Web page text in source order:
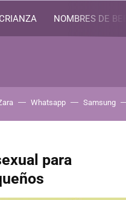
CRIANZA NOMBRES DE
Whatsapp Samsung
para